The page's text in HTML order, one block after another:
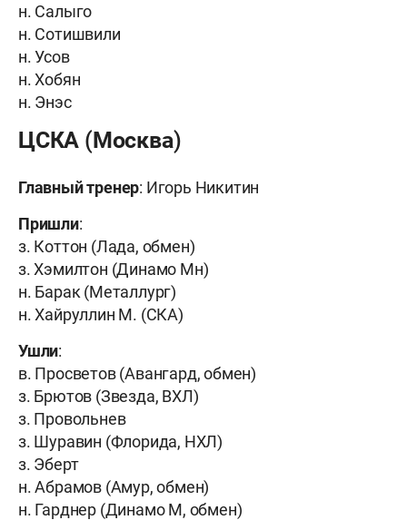
н. Салыго
н. Сотишвили
н. Усов
н. Хобян
н. Энэс
ЦСКА (Москва)
Главный тренер: Игорь Никитин
Пришли:
з. Коттон (Лада, обмен)
з. Хэмилтон (Динамо Мн)
н. Барак (Металлург)
н. Хайруллин М. (СКА)
Ушли:
в. Просветов (Авангард, обмен)
з. Брютов (Звезда, ВХЛ)
з. Провольнев
з. Шуравин (Флорида, НХЛ)
з. Эберт
н. Абрамов (Амур, обмен)
н. Гарднер (Динамо М, обмен)